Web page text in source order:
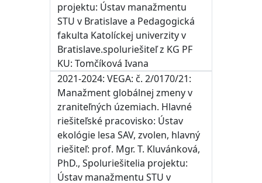
projektu: Ústav manažmentu
STU v Bratislave a Pedagogická
fakulta Katolíckej univerzity v
Bratislave.spoluriešiteľ z KG PF
KU: Tomčíková Ivana
2021-2024: VEGA: č. 2/0170/21:
Manažment globálnej zmeny v
zraniteľných územiach. Hlavné
riešiteľské pracovisko: Ústav
ekológie lesa SAV, zvolen, hlavný
riešiteľ: prof. Mgr. T. Kluvánková,
PhD., Spoluriešitelia projektu:
Ústav manažmentu STU v